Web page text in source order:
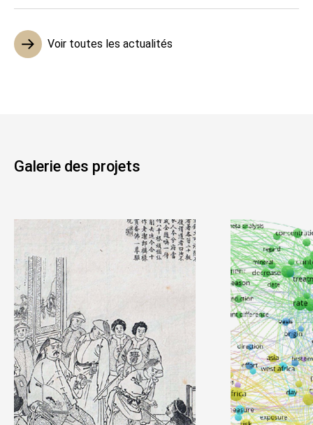
Voir toutes les actualités
Galerie des projets